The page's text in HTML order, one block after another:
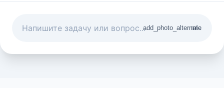
add_photo_alternate
mic